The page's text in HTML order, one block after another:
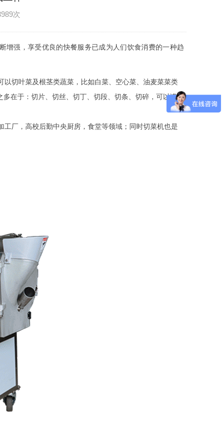
次
强，享受优良的快餐服务已成为人们饮食消费的一种趋
以切叶菜及根茎类蔬菜，比如白菜、空心菜、油麦菜菜类
在于：切片、切丝、切丁、切段、切条、切碎，可以满足
厂，高校后勤中央厨房，食堂等领域；同时切菜机也是